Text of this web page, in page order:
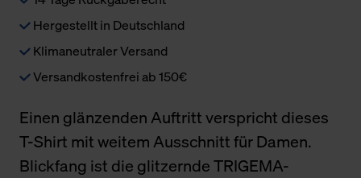
Hergestellt in Deutschland
Klimaneutraler Versand
Versandkostenfrei ab 150€
Einen glänzenden Auftritt verspricht dieses
T-Shirt mit weitem Ausschnitt für Damen.
Blickfang ist die glitzernde TRIGEMA-